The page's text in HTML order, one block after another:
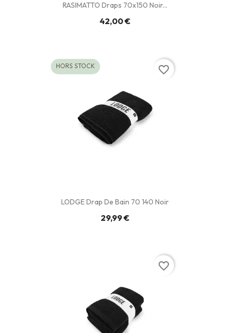
RASIMATTO Draps 70x150 Noir...
42,00 €
LODGE Drap De Bain 70 140 Noir
29,99 €
HORS STOCK favorite_border
favorite_border